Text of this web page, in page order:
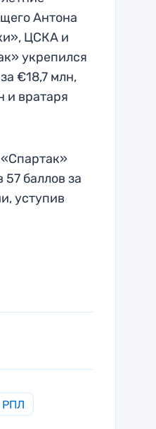
Антона
ЦСКА и
укрепился
€18,7 млн,
и вратаря
баллов за
уступив
РПЛ